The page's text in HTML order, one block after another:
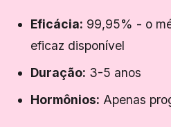
Eficácia: 99,95% - o
eficaz disponível
Duração: 3-5 anos
Hormônios: Apenas